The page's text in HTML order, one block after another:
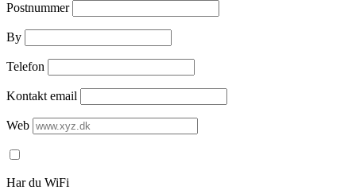
Postnummer
By
Telefon
Kontakt email
Web
Har du WiFi